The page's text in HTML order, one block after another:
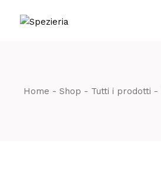
Home Shop Tutti i prodotti
Telefono